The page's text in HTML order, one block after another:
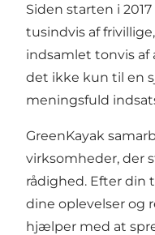
Siden starten i
tusindvis af
indsamlet tonvis af
det ikke kun til en
meningsfuld
GreenKayak
virksomheder, der
rådighed. Efter din
dine oplevelser og
hjælper med at